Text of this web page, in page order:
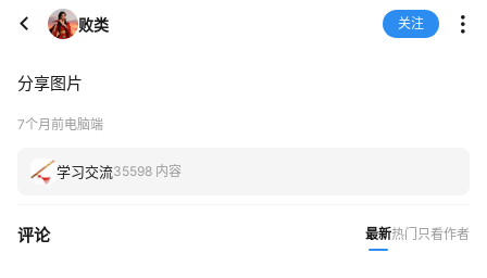
败类 关注
分享图片
7个月前电脑端
学习交流35598 内容
评论 最新热门 只看作者